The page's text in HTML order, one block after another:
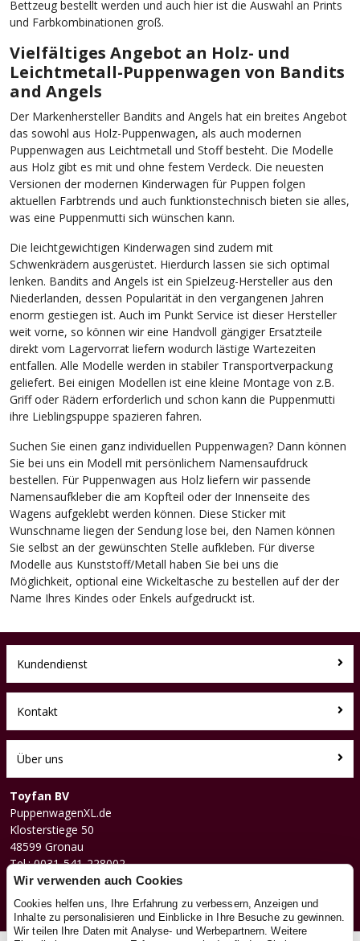
Bettzeug bestellt werden und auch hier ist die Auswahl an Prints
und Farbkombinationen groß.
Vielfältiges Angebot an Holz- und
Leichtmetall-Puppenwagen von Bandits
and Angels
Der Markenhersteller Bandits and Angels hat ein breites Angebot
das sowohl aus Holz-Puppenwagen, als auch modernen
Puppenwagen aus Leichtmetall und Stoff besteht. Die Modelle
aus Holz gibt es mit und ohne festem Verdeck. Die neuesten
Versionen der modernen Kinderwagen für Puppen folgen
aktuellen Farbtrends und auch funktionstechnisch bieten sie alles,
was eine Puppenmutti sich wünschen kann.
Die leichtgewichtigen Kinderwagen sind zudem mit
Schwenkrädern ausgerüstet. Hierdurch lassen sie sich optimal
lenken. Bandits and Angels ist ein Spielzeug-Hersteller aus den
Niederlanden, dessen Popularität in den vergangenen Jahren
enorm gestiegen ist. Auch im Punkt Service ist dieser Hersteller
weit vorne, so können wir eine Handvoll gängiger Ersatzteile
direkt vom Lagervorrat liefern wodurch lästige Wartezeiten
entfallen. Alle Modelle werden in stabiler Transportverpackung
geliefert. Bei einigen Modellen ist eine kleine Montage von z.B.
Griff oder Rädern erforderlich und schon kann die Puppenmutti
ihre Lieblingspuppe spazieren fahren.
Suchen Sie einen ganz individuellen Puppenwagen? Dann können
Sie bei uns ein Modell mit persönlichem Namensaufdruck
bestellen. Für Puppenwagen aus Holz liefern wir passende
Namensaufkleber die am Kopfteil oder der Innenseite des
Wagens aufgeklebt werden können. Diese Sticker mit
Wunschname liegen der Sendung lose bei, den Namen können
Sie selbst an der gewünschten Stelle aufkleben. Für diverse
Modelle aus Kunststoff/Metall haben Sie bei uns die
Möglichkeit, optional eine Wickeltasche zu bestellen auf der der
Name Ihres Kindes oder Enkels aufgedruckt ist.
Kundendienst
Kontakt
Über uns
Toyfan BV
PuppenwagenXL.de
Klosterstiege 50
48599 Gronau
Tel.: 0031-541-228002
Facebook
Instagram
Wir verwenden auch Cookies
Cookies helfen uns, Ihre Erfahrung zu verbessern, Anzeigen und
Inhalte zu personalisieren und Einblicke in Ihre Besuche zu gewinnen.
Wir teilen Ihre Daten mit Analyse- und Werbepartnern. Weitere